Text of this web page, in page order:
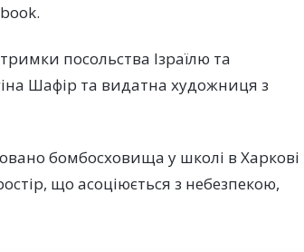
посольства Ізраїлю та
Шафір та видатна художниця з
бомбосховища у школі в Харкові
що асоціюється з небезпекою,